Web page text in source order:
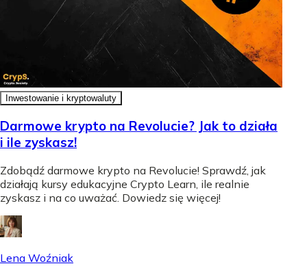
Inwestowanie i kryptowaluty
Darmowe krypto na Revolucie? Jak to działa
i ile zyskasz!
Zdobądź darmowe krypto na Revolucie! Sprawdź, jak
działają kursy edukacyjne Crypto Learn, ile realnie
zyskasz i na co uważać. Dowiedz się więcej!
Lena Woźniak